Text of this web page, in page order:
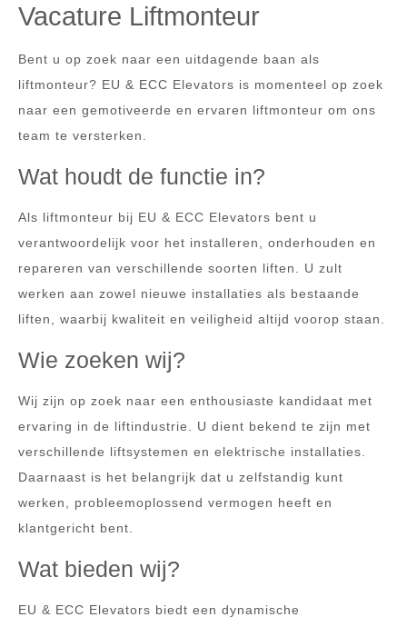
Vacature Liftmonteur
Bent u op zoek naar een uitdagende baan als
liftmonteur? EU & ECC Elevators is momenteel op zoek
naar een gemotiveerde en ervaren liftmonteur om ons
team te versterken.
Wat houdt de functie in?
Als liftmonteur bij EU & ECC Elevators bent u
verantwoordelijk voor het installeren, onderhouden en
repareren van verschillende soorten liften. U zult
werken aan zowel nieuwe installaties als bestaande
liften, waarbij kwaliteit en veiligheid altijd voorop staan.
Wie zoeken wij?
Wij zijn op zoek naar een enthousiaste kandidaat met
ervaring in de liftindustrie. U dient bekend te zijn met
verschillende liftsystemen en elektrische installaties.
Daarnaast is het belangrijk dat u zelfstandig kunt
werken, probleemoplossend vermogen heeft en
klantgericht bent.
Wat bieden wij?
EU & ECC Elevators biedt een dynamische